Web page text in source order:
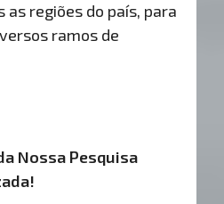
as regiões do país, para
ramos de
Nossa Pesquisa